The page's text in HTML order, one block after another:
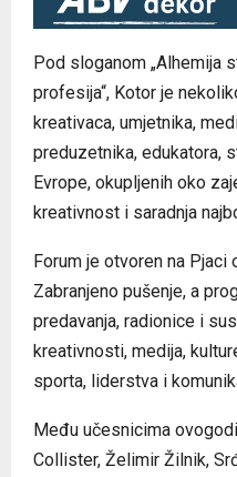
Pod sloganom „Alhemija
profesija“, Kotor je
kreativaca, umjetnika,
preduzetnika, edukatora,
Evrope, okupljenih oko
kreativnost i saradnja
Forum je otvoren na Pjaci
Zabranjeno pušenje, a
predavanja, radionice i
kreativnosti, medija,
sporta, liderstva i
Među učesnicima
Collister, Želimir Žilnik,